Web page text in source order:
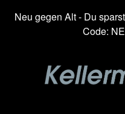
springen
Neu gegen Alt - Du
Code: